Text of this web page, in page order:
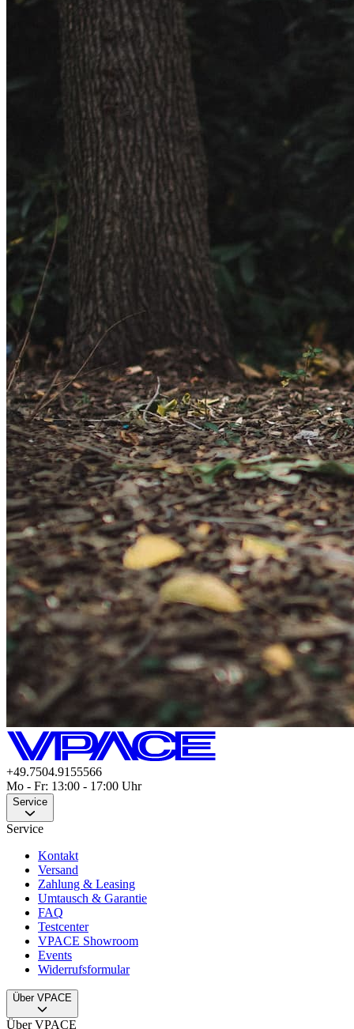
+49.7504.9155566
Mo - Fr: 13:00 - 17:00 Uhr
Service
Service
Kontakt
Versand
Zahlung & Leasing
Umtausch & Garantie
FAQ
Testcenter
VPACE Showroom
Events
Widerrufsformular
Über VPACE
Über VPACE